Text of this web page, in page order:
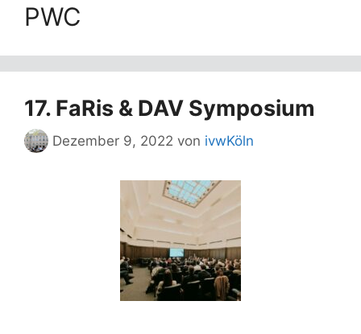
PWC
17. FaRis & DAV Symposium
Dezember 9, 2022 von ivwKöln